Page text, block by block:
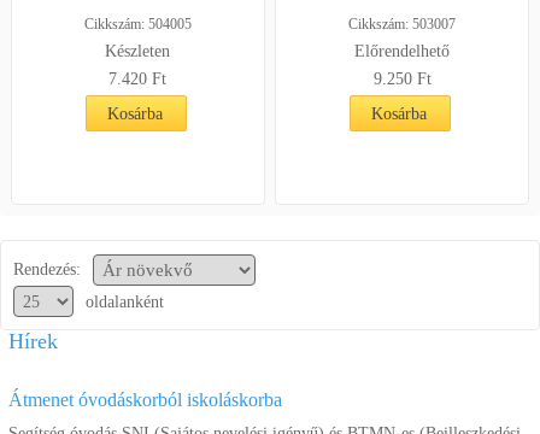
Cikkszám: 504005
Készleten
7.420 Ft
Kosárba
Cikkszám: 503007
Előrendelhető
9.250 Ft
Kosárba
Rendezés:
oldalanként
Hírek
Átmenet óvodáskorból iskoláskorba